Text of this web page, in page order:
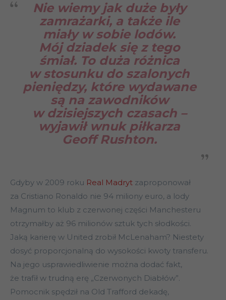
Nie wiemy jak duże były
zamrażarki, a także ile
miały w sobie lodów.
Mój dziadek się z tego
śmiał. To duża różnica
w stosunku do szalonych
pieniędzy, które wydawane
są na zawodników
w dzisiejszych czasach –
wyjawił wnuk piłkarza
Geoff Rushton.
Gdyby w 2009 roku Real Madryt zaproponował
za Cristiano Ronaldo nie 94 miliony euro, a lody
Magnum to klub z czerwonej części Manchesteru
otrzymałby aż 96 milionów sztuk tych słodkości.
Jaką karierę w United zrobił McLenaham? Niestety
dosyć proporcjonalną do wysokości kwoty transferu.
Na jego usprawiedliwienie można dodać fakt,
że trafił w trudną erę „Czerwonych Diabłów”.
Pomocnik spędził na Old Trafford dekadę,